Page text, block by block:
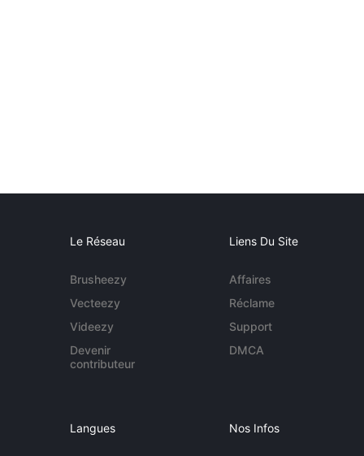
Le Réseau
Brusheezy
Vecteezy
Videezy
Devenir
contributeur
Liens Du Site
Affaires
Réclame
Support
DMCA
Langues Nos Infos